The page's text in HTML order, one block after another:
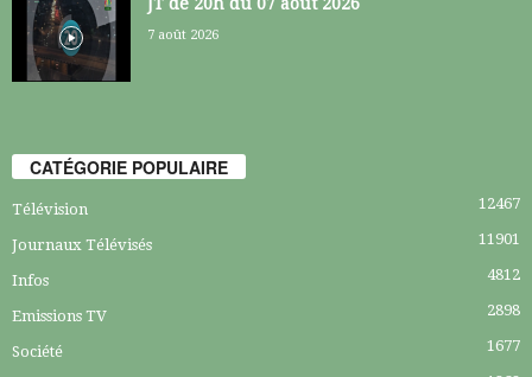
JT de 20h du 07 août 2026
7 août 2026
CATÉGORIE POPULAIRE
Télévision 12467
Journaux Télévisés 11901
Infos 4812
Emissions TV 2898
Société
1677